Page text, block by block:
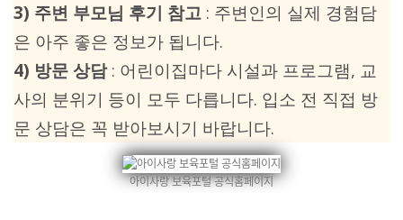
3) 주변 부모님 후기 참고 : 주변인의 실제 경험담
은 아주 좋은 정보가 됩니다.
4) 방문 상담: 어린이집마다 시설과 프로그램, 교
사의 분위기 등이 모두 다릅니다. 입소 전 직접 방
문 상담은 꼭 받아보시기 바랍니다.
아이사랑 보육포털 공식홈페이지